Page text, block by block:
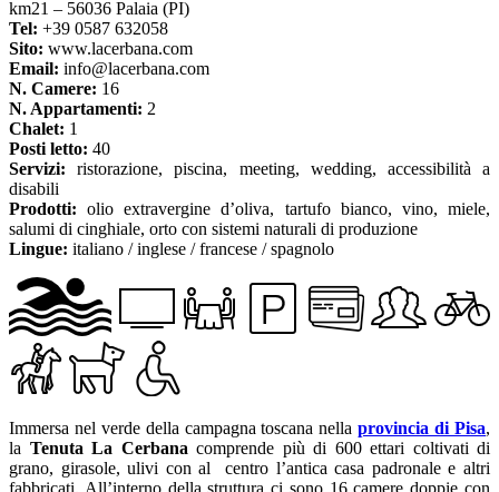
km21 – 56036 Palaia (PI)
Tel: +39 0587 632058
Sito: www.lacerbana.com
Email: info@lacerbana.com
N. Camere: 16
N. Appartamenti: 2
Chalet: 1
Posti letto: 40
Servizi: ristorazione, piscina, meeting, wedding, accessibilità a
disabili
Prodotti: olio extravergine d’oliva, tartufo bianco, vino, miele,
salumi di cinghiale, orto con sistemi naturali di produzione
Lingue: italiano / inglese / francese / spagnolo
Immersa nel verde della campagna toscana nellaprovincia di Pisa,
la Tenuta La Cerbana comprende più di 600 ettari coltivati di
grano, girasole, ulivi con al centro l’antica casa padronale e altri